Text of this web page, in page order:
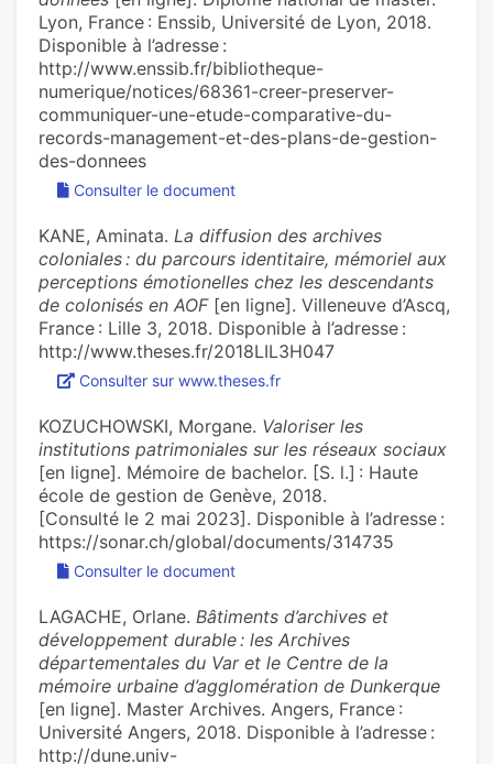
Lyon, France : Enssib, Université de Lyon, 2018.
Disponible à l’adresse :
http://www.enssib.fr/bibliotheque-
numerique/notices/68361-creer-preserver-
communiquer-une-etude-comparative-du-
records-management-et-des-plans-de-gestion-
des-donnees
Consulter le document
KANE, Aminata. La diffusion des archives
coloniales : du parcours identitaire, mémoriel aux
perceptions émotionelles chez les descendants
de colonisés en AOF[en ligne]. Villeneuve d’Ascq,
France : Lille 3, 2018. Disponible à l’adresse :
http://www.theses.fr/2018LIL3H047
Consulter sur www.theses.fr
KOZUCHOWSKI, Morgane. Valoriser les
institutions patrimoniales sur les réseaux sociaux
[en ligne]. Mémoire de bachelor. [S. l.] : Haute
école de gestion de Genève, 2018.
[Consulté le 2 mai 2023]. Disponible à l’adresse :
https://sonar.ch/global/documents/314735
Consulter le document
LAGACHE, Orlane. Bâtiments d’archives et
développement durable : les Archives
départementales du Var et le Centre de la
mémoire urbaine d’agglomération de Dunkerque
[en ligne]. Master Archives. Angers, France :
Université Angers, 2018. Disponible à l’adresse :
http://dune.univ-